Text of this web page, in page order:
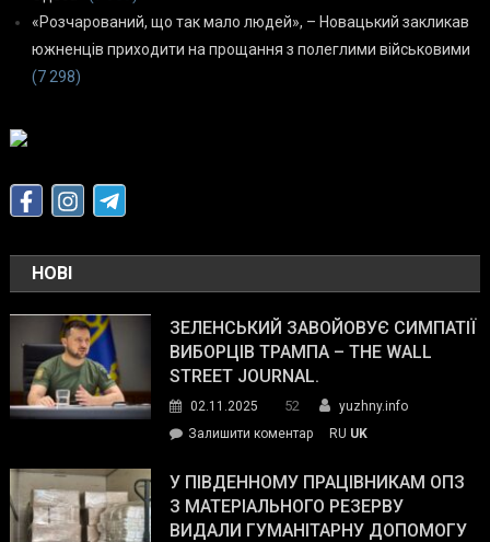
«Розчарований, що так мало людей», – Новацький закликав
южненців приходити на прощання з полеглими військовими
(7 298)
НОВІ
ЗЕЛЕНСЬКИЙ ЗАВОЙОВУЄ СИМПАТІЇ
ВИБОРЦІВ ТРАМПА – THE WALL
STREET JOURNAL.
02.11.2025 52
yuzhny.info
Залишити коментарon
завойовує
симпатії
виборців
RU UK
У ПІВДЕННОМУ ПРАЦІВНИКАМ ОПЗ
З МАТЕРІАЛЬНОГО РЕЗЕРВУ
ВИДАЛИ ГУМАНІТАРНУ ДОПОМОГУ